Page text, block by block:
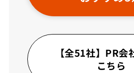
【全51社】PR会
こちら